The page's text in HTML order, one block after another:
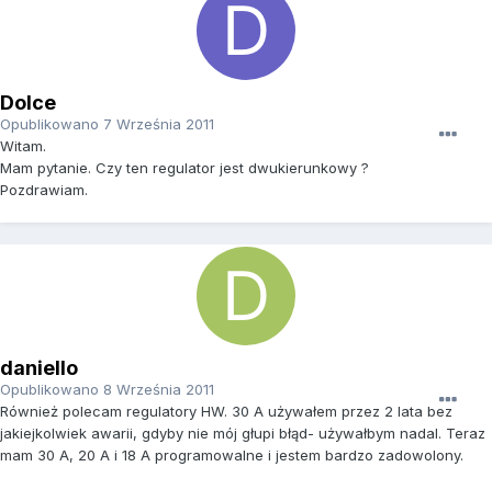
Dolce
Opublikowano 7 Września 2011
Witam.
Mam pytanie. Czy ten regulator jest dwukierunkowy ?
Pozdrawiam.
daniello
Opublikowano 8 Września 2011
Również polecam regulatory HW. 30 A używałem przez 2 lata bez
jakiejkolwiek awarii, gdyby nie mój głupi błąd- używałbym nadal. Teraz
mam 30 A, 20 A i 18 A programowalne i jestem bardzo zadowolony.